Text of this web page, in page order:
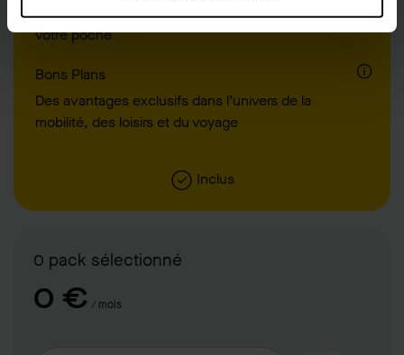
0 pack sélectionné
0 € / mois
Les services de votre club automobile dans
votre poche
Bons Plans
Des avantages exclusifs dans l’univers de la
mobilité, des loisirs et du voyage
Inclus